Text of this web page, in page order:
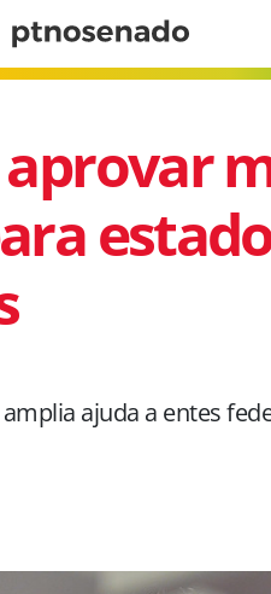
aprovar
amplia ajuda a entes